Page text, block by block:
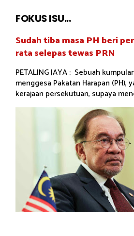
FOKUS ISU...
Sudah tiba masa PH beri
rata selepas tewas PRN
PETALING JAYA : Sebuah
menggesa Pakatan Harapan (PH),
kerajaan persekutuan, supaya